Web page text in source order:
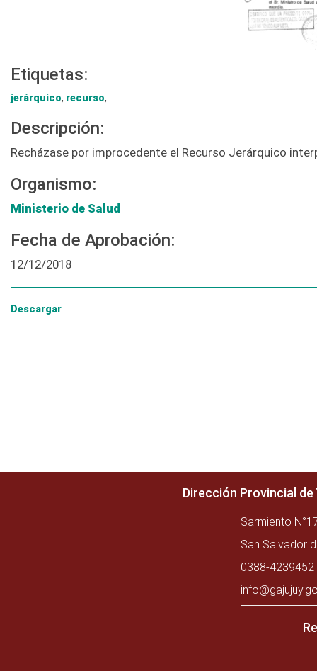
Etiquetas:
jerárquico, recurso,
Descripción:
Recházase por improcedente el Recurso Jerárquico
Organismo:
Ministerio de Salud
Fecha de Aprobación:
12/12/2018
Descargar
Dirección Provincial
Sarmiento
San Salvador
0388-